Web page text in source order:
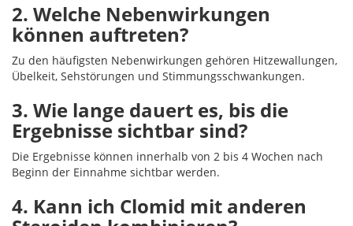
2. Welche Nebenwirkungen
können auftreten?
Zu den häufigsten Nebenwirkungen gehören Hitzewallungen,
Übelkeit, Sehstörungen und Stimmungsschwankungen.
3. Wie lange dauert es, bis die
Ergebnisse sichtbar sind?
Die Ergebnisse können innerhalb von 2 bis 4 Wochen nach
Beginn der Einnahme sichtbar werden.
4. Kann ich Clomid mit anderen